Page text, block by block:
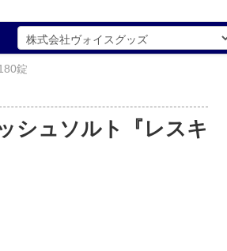
錠
シュソルト『レスキ